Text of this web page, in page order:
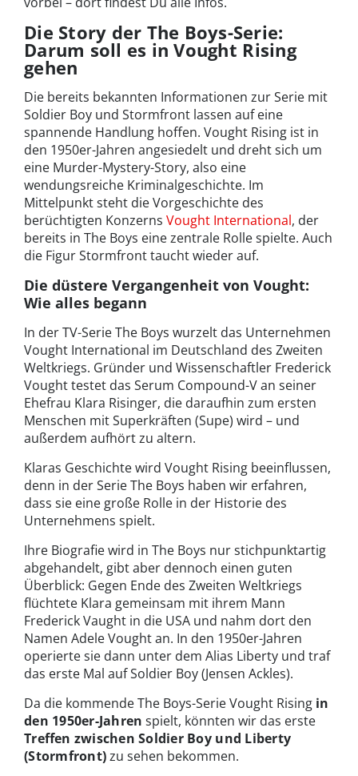
Die Story der The Boys-Serie:
Darum soll es in Vought Rising
gehen
Die bereits bekannten Informationen zur Serie mit
Soldier Boy und Stormfront lassen auf eine
spannende Handlung hoffen. Vought Rising ist in
den 1950er-Jahren angesiedelt und dreht sich um
eine Murder-Mystery-Story, also eine
wendungsreiche Kriminalgeschichte. Im
Mittelpunkt steht die Vorgeschichte des
berüchtigten Konzerns Vought International, der
bereits in The Boys eine zentrale Rolle spielte. Auch
die Figur Stormfront taucht wieder auf.
Die düstere Vergangenheit von Vought:
Wie alles begann
In der TV-Serie The Boys wurzelt das Unternehmen
Vought International im Deutschland des Zweiten
Weltkriegs. Gründer und Wissenschaftler Frederick
Vought testet das Serum Compound-V an seiner
Ehefrau Klara Risinger, die daraufhin zum ersten
Menschen mit Superkräften (Supe) wird – und
außerdem aufhört zu altern.
Klaras Geschichte wird Vought Rising beeinflussen,
denn in der Serie The Boys haben wir erfahren,
dass sie eine große Rolle in der Historie des
Unternehmens spielt.
Ihre Biografie wird in The Boys nur stichpunktartig
abgehandelt, gibt aber dennoch einen guten
Überblick: Gegen Ende des Zweiten Weltkriegs
flüchtete Klara gemeinsam mit ihrem Mann
Frederick Vaught in die USA und nahm dort den
Namen Adele Vought an. In den 1950er-Jahren
operierte sie dann unter dem Alias Liberty und traf
das erste Mal auf Soldier Boy (Jensen Ackles).
Da die kommende The Boys-Serie Vought Rising in
den 1950er-Jahren spielt, könnten wir das erste
Treffen zwischen Soldier Boy und Liberty
(Stormfront)zu sehen bekommen.